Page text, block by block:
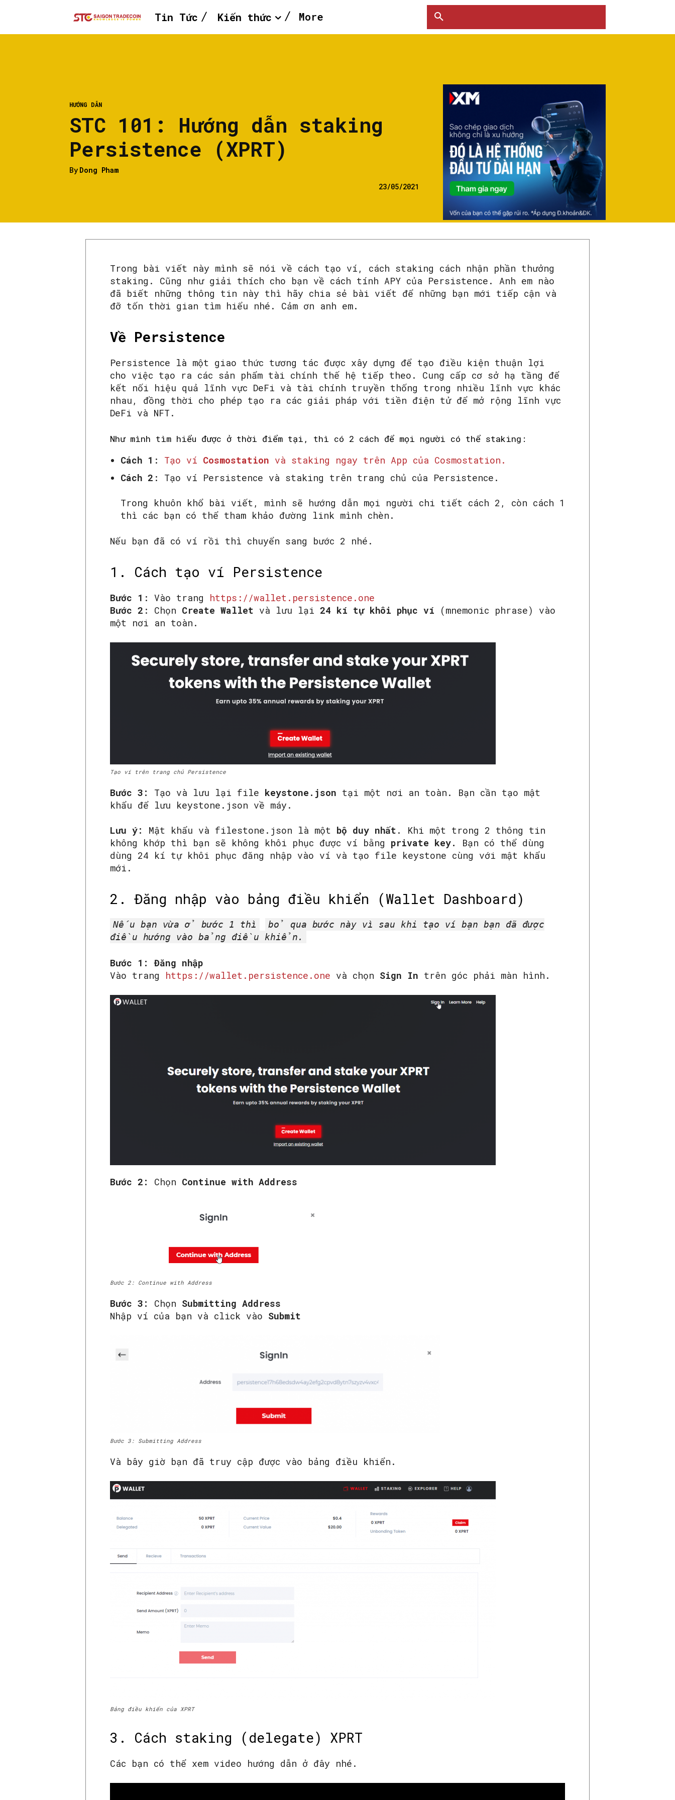
SEARCH...
Tin Tức Kiến thức More
HƯỚNG DẪN
STC 101: Hướng dẫn staking
Persistence (XPRT)
By Dong Pham
23/05/2021
Trong bài viết này mình sẽ nói về cách tạo ví, cách staking cách nhận phần thưởng
staking. Cũng như giải thích cho bạn về cách tính APY của Persistence. Anh em nào
đã biết những thông tin này thì hãy chia sẻ bài viết để những bạn mới tiếp cận và
đỡ tốn thời gian tìm hiểu nhé. Cảm ơn anh em.
Về Persistence
Persistence là một giao thức tương tác được xây dựng để tạo điều kiện thuận lợi
cho việc tạo ra các sản phẩm tài chính thế hệ tiếp theo. Cung cấp cơ sở hạ tầng để
kết nối hiệu quả lĩnh vực DeFi và tài chính truyền thống trong nhiều lĩnh vực khác
nhau, đồng thời cho phép tạo ra các giải pháp với tiền điện tử để mở rộng lĩnh vực
DeFi và NFT.
Như mình tìm hiểu được ở thời điểm tại, thì có 2 cách để mọi người có thể staking:
Cách 1 : Tạo ví Cosmostation và staking ngay trên App của Cosmostation.
Cách 2 : Tạo ví Persistence và staking trên trang chủ của Persistence.
Trong khuôn khổ bài viết, mình sẽ hướng dẫn mọi người chi tiết cách 2, còn cách 1
thì các bạn có thể tham khảo đường link mình chèn.
Nếu bạn đã có ví rồi thì chuyển sang bước 2 nhé.
1. Cách tạo ví Persistence
Bước 1 : Vào trang https://wallet.persistence.one
Bước 2 : Chọn Create Wallet và lưu lại 24 kí tự khôi phục ví (mnemonic phrase) vào
một nơi an toàn.
Tạo ví trên trang chủ Persistence
Bước 3: Tạo và lưu lại file keystone.json tại một nơi an toàn. Bạn cần tạo mật
khẩu để lưu keystone.json về máy.
Lưu ý: Mật khẩu và filestone.json là một bộ duy nhất . Khi một trong 2 thông tin
không khớp thì bạn sẽ không khôi phục được ví bằng private key.
Bạn có thể dùng
dùng 24 kí tự khôi phục đăng nhập vào ví và tạo file keystone cùng với mật khẩu
mới.
2. Đăng nhập vào bảng điều khiển (Wallet Dashboard)
Nếu bạn vừa ở bước 1 thì
bỏ qua bước này vì sau khi tạo ví bạn bạn đã được
điều hướng vào bảng điều khiển.
Bước 1: Đăng nhập
Vào trang https://wallet.persistence.one và chọn Sign In trên góc phải màn hình.
Bước 2: Chọn Continue with Address
Bước 2: Continue with Address
Bước 3: Chọn Submitting Address
Nhập ví của bạn và click vào Submit
Bước 3: Submitting Address
Và bây giờ bạn đã truy cập được vào bảng điều khiển.
Bảng điều khiển của XPRT
3. Cách staking (delegate) XPRT
Các bạn có thể xem video hướng dẫn ở đây nhé.